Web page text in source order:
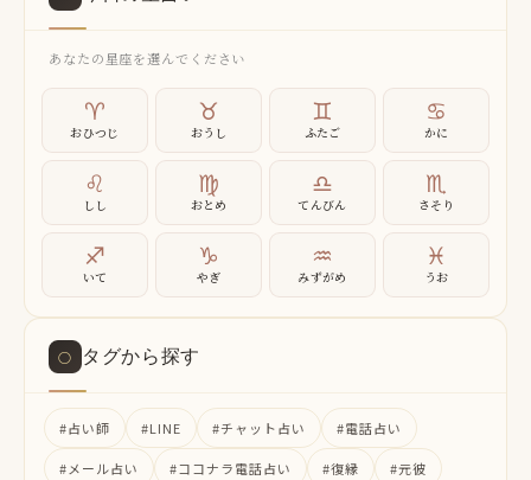
あなたの星座を選んでください
♈
おひつじ
♉
おうし
♊
ふたご
♋
かに
♌
しし
♍
おとめ
♎
てんびん
♏
さそり
♐
いて
♑
やぎ
♒
みずがめ
♓
うお
○ タグから探す
#占い師 #LINE #チャット占い #電話占い
#メール占い #ココナラ電話占い #復縁 #元彼